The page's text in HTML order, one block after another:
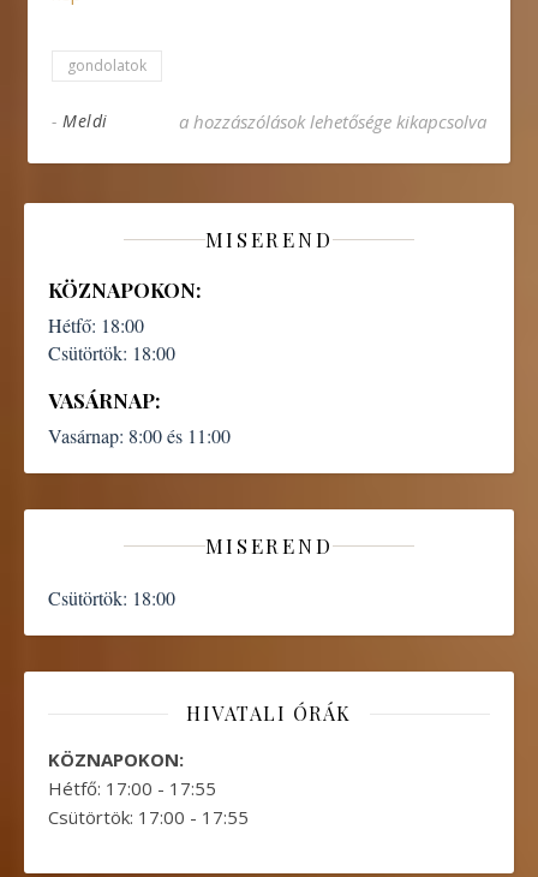
gondolatok
- Meldi Mindig adj hálát Istennek! bejegyzéshez
a hozzászólások lehetősége kikapcsolva
MISEREND
KÖZNAPOKON:
Hétfő: 18:00
Csütörtök: 18:00
VASÁRNAP:
Vasárnap: 8:00 és 11:00
MISEREND
Csütörtök: 18:00
HIVATALI ÓRÁK
KÖZNAPOKON:
Hétfő: 17:00 - 17:55
Csütörtök: 17:00 - 17:55